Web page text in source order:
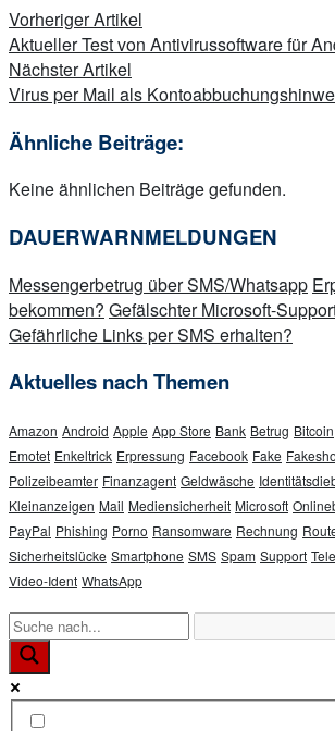
Beitragsnavigation
Vorheriger Artikel
Aktueller Test von Antivirussoftware für
Nächster Artikel
Virus per Mail als
Ähnliche Beiträge:
Keine ähnlichen Beiträge gefunden.
DAUERWARNMELDUNGEN
Messengerbetrug über SMS/Whatsapp
bekommen? Gefälschter Microsoft-
Gefährliche Links per SMS erhalten?
Aktuelles nach Themen
Amazon Android Apple App Store Bank Betrug Bitcoin
Emotet Enkeltrick Erpressung Facebook Fake
Polizeibeamter Finanzagent Geldwäsche
Kleinanzeigen Mail Mediensicherheit Microsoft
PayPal Phishing Porno Ransomware Rechnung
Sicherheitslücke Smartphone SMS Spam Support
Video-Ident WhatsApp